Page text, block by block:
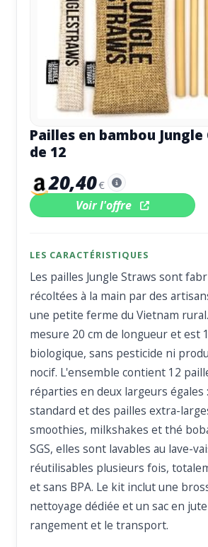
Pailles en bambou
de 12
20,40€
Voir l'offre
LES CARACTÉRISTIQUES
Les pailles Jungle Straws sont
récoltées à la main par des
une petite ferme du Vietnam
mesure 20 cm de longueur et est
biologique, sans pesticide ni
nocif. L'ensemble contient 12
réparties en deux largeurs égales
standard et des pailles extra-
smoothies, milkshakes et thé
SGS, elles sont lavables au lave-
réutilisables plusieurs fois,
et sans BPA. Le kit inclut une
nettoyage dédiée et un sac en
rangement et le transport.